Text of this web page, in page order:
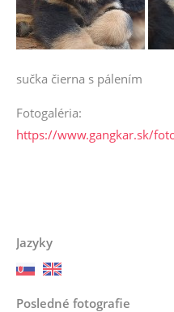
sučka čierna s pálením
Fotogaléria:
https://www.gangkar.sk/
Jazyky
Posledné fotografie